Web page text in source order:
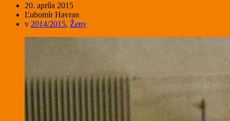
20. apríla 2015
Ľubomír Havran
v 2014/2015, Ženy